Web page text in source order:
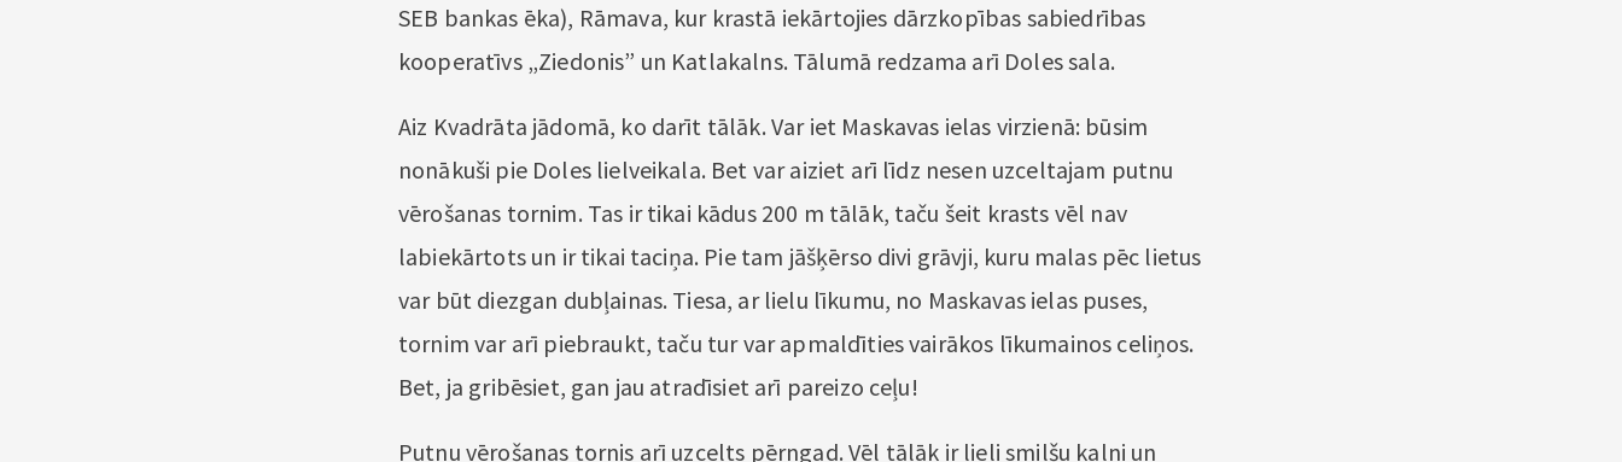
SEB bankas ēka), Rāmava, kur krastā iekārtojies dārzkopības sabiedrības
kooperatīvs „Ziedonis” un Katlakalns. Tālumā redzama arī Doles sala.
Aiz Kvadrāta jādomā, ko darīt tālāk. Var iet Maskavas ielas virzienā: būsim
nonākuši pie Doles lielveikala. Bet var aiziet arī līdz nesen uzceltajam putnu
vērošanas tornim. Tas ir tikai kādus 200 m tālāk, taču šeit krasts vēl nav
labiekārtots un ir tikai taciņa. Pie tam jāšķērso divi grāvji, kuru malas pēc lietus
var būt diezgan dubļainas. Tiesa, ar lielu līkumu, no Maskavas ielas puses,
tornim var arī piebraukt, taču tur var apmaldīties vairākos līkumainos celiņos.
Bet, ja gribēsiet, gan jau atradīsiet arī pareizo ceļu!
Putnu vērošanas tornis arī uzcelts pērngad. Vēl tālāk ir lieli smilšu kalni un